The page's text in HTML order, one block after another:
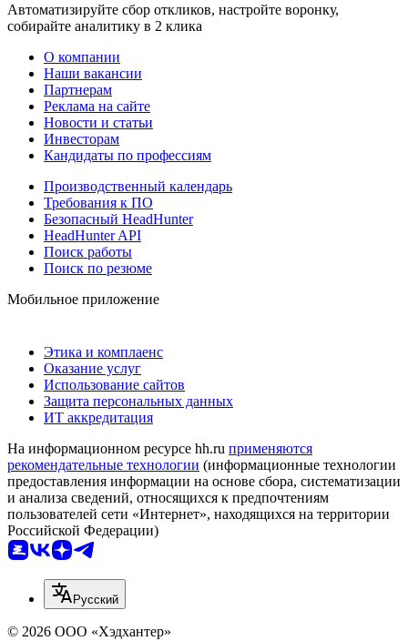
Автоматизируйте сбор откликов, настройте воронку,
собирайте аналитику в 2 клика
О компании
Наши вакансии
Партнерам
Реклама на сайте
Новости и статьи
Инвесторам
Кандидаты по профессиям
Производственный календарь
Требования к ПО
Безопасный HeadHunter
HeadHunter API
Поиск работы
Поиск по резюме
Мобильное приложение
Этика и комплаенс
Оказание услуг
Использование сайтов
Защита персональных данных
ИТ аккредитация
На информационном ресурсе hh.ru применяются
рекомендательные технологии (информационные технологии
предоставления информации на основе сбора, систематизации
и анализа сведений, относящихся к предпочтениям
пользователей сети «Интернет», находящихся на территории
Российской Федерации)
Русский
© 2026 ООО «Хэдхантер»